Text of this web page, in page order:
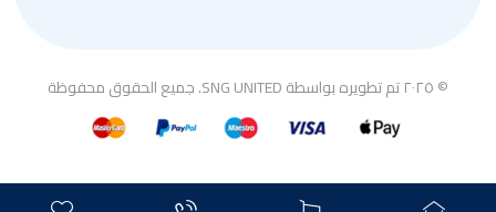
© ٢٠٢٥ تم تطويره بواسطة SNG UNITED. جميع الحقوق محفوظة